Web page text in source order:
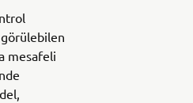
mesafeli